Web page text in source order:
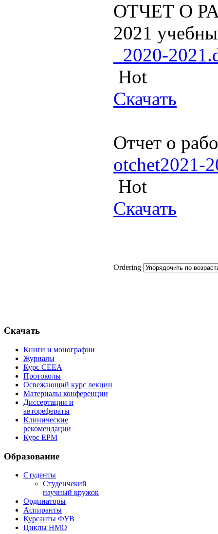
ОТЧЕТ О
2021
_2020-
Hot
Скачать
Отчет о
otchet2021-
Hot
Скачать
Ordering
Скачать
Книги и монографии
Журналы
Курс СЕЕА
Протоколы
Освежающий курс лекции
Материалы конференции
Диссертации и
авторефераты
Клинические
рекомендации
Курс EPM
Образование
Студенты
Студенчекий
научный кружок
Ординаторы
Аспиранты
Курсанты ФУВ
Циклы НМО